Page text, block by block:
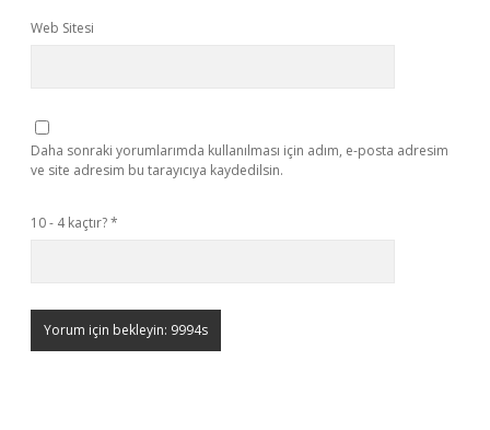
Web Sitesi
Daha sonraki yorumlarımda kullanılması için adım, e-posta adresim
ve site adresim bu tarayıcıya kaydedilsin.
10 - 4 kaçtır?*